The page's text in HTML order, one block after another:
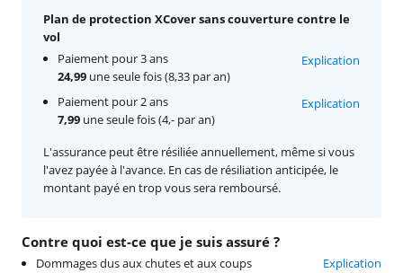
Contre quoi est-ce que je suis assuré ?
Dommages dus aux chutes et aux coups
Explication
Plan de protection XCover sans couverture contre le
vol
Paiement pour 3 ans
24,99 une seule fois (8,33 par an)
Explication
Paiement pour 2 ans
7,99 une seule fois (4,- par an)
Explication
L'assurance peut être résiliée annuellement, même si vous
l'avez payée à l'avance. En cas de résiliation anticipée, le
montant payé en trop vous sera remboursé.